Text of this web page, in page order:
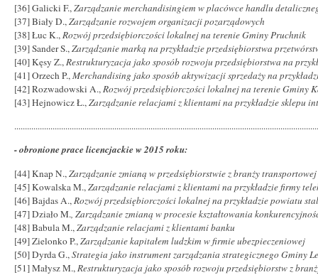
[36] Galicki F., Zarządzanie merchandisingiem w placówce handlu
[37] Biały D., Zarządzanie rozwojem organizacji pozarządowych
[38] Łuc K., Rozwój przedsiębiorczości lokalnej na terenie Gminy Pruchnik
[39] Sander S., Zarządzanie marką na przykładzie przedsiębiorstwa
[40] Kęsy Z., Restrukturyzacja jako sposób rozwoju przedsiębiorstwa na
[41] Orzech P., Merchandising jako sposób aktywizacji sprzedaży na
[42] Rozwadowski A., Rozwój przedsiębiorczości lokalnej na terenie Gminy
[43] Hejnowicz Ł., Zarządzanie relacjami z klientami na przykładzie sklepu
- obronione prace licencjackie w 2015 roku:
[44] Knap N., Zarządzanie zmianą w przedsiębiorstwie z branży transportowej
[45] Kowalska M., Zarządzanie relacjami z klientami na przykładzie firmy
[46] Bajdas A., Rozwój przedsiębiorczości lokalnej na przykładzie powiatu
[47] Działo M. Zarządzanie zmianą w procesie kształtowania
[48] Babula M., Zarządzanie relacjami z klientami banku
[49] Zielonko P., Zarządzanie kapitałem ludzkim w firmie ubezpieczeniowej
[50] Dyrda G., Strategia jako instrument zarządzania strategicznego Gminy
[51] Małysz M., Restrukturyzacja jako sposób rozwoju przedsiębiorstw z